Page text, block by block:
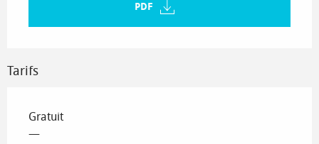
PDF
Tarifs
Gratuit
—